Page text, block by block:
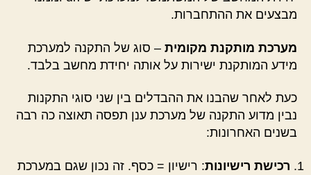
מבצעים את ההתחברות.
מערכת מותקנת מקומית – סוג של התקנה למערכת
מידע המותקנת ישירות על אותה יחידת מחשב בלבד.
כעת לאחר שהבנו את ההבדלים בין שני סוגי התקנות
נבין מדוע התקנה של מערכת ענן תפסה תאוצה כה רבה
בשנים האחרונות:
רכישת רישיונות: רישיון = כסף. זה נכון שגם במערכת